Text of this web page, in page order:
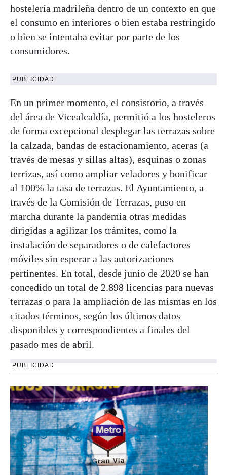
hostelería madrileña dentro de un contexto en que
el consumo en interiores o bien estaba restringido
o bien se intentaba evitar por parte de los
consumidores.
PUBLICIDAD
En un primer momento, el consistorio, a través
del área de Vicealcaldía, permitió a los hosteleros
de forma excepcional desplegar las terrazas sobre
la calzada, bandas de estacionamiento, aceras (a
través de mesas y sillas altas), esquinas o zonas
terrizas, así como ampliar veladores y bonificar
al 100% la tasa de terrazas. El Ayuntamiento, a
través de la Comisión de Terrazas, puso en
marcha durante la pandemia otras medidas
dirigidas a agilizar los trámites, como la
instalación de separadores o de calefactores
móviles sin esperar a las autorizaciones
pertinentes. En total, desde junio de 2020 se han
concedido un total de 2.898 licencias para nuevas
terrazas o para la ampliación de las mismas en los
citados términos, según los últimos datos
disponibles y correspondientes a finales del
pasado mes de abril.
PUBLICIDAD